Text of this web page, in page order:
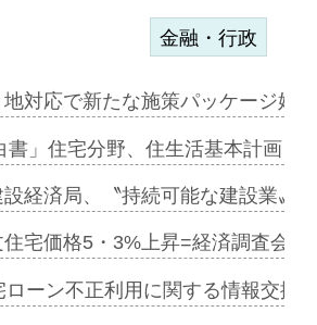
金融・行政
地対応で新たな施策パッケージ始
書」住宅分野、住生活基本計画
設経済局、〝持続可能な建設業〟
宅価格5・3%上昇=経済調査会
ローン不正利用に関する情報交換